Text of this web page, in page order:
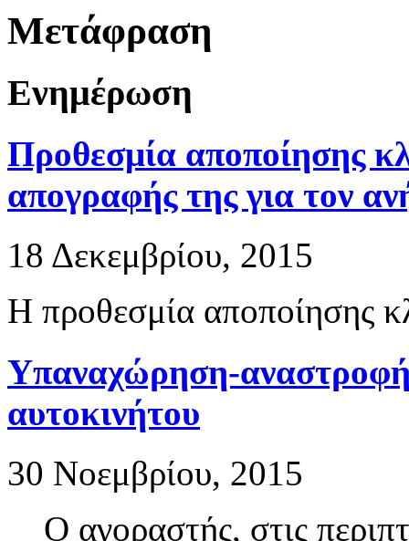
Μετάφραση
Ενημέρωση
Προθεσμία αποποίησης
απογραφής της για τον
18 Δεκεμβρίου, 2015
Η προθεσμία αποποίησης
Υπαναχώρηση-
αυτοκινήτου
30 Νοεμβρίου, 2015
Ο αγοραστής, στις